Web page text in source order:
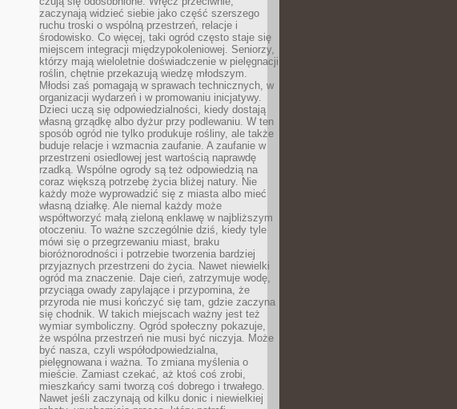
zaczynają widzieć siebie jako część szerszego
ruchu troski o wspólną przestrzeń, relacje i
środowisko. Co więcej, taki ogród często staje się
miejscem integracji międzypokoleniowej. Seniorzy,
którzy mają wieloletnie doświadczenie w pielęgnacji
roślin, chętnie przekazują wiedzę młodszym.
Młodsi zaś pomagają w sprawach technicznych, w
organizacji wydarzeń i w promowaniu inicjatywy.
Dzieci uczą się odpowiedzialności, kiedy dostają
własną grządkę albo dyżur przy podlewaniu. W ten
sposób ogród nie tylko produkuje rośliny, ale także
buduje relacje i wzmacnia zaufanie. A zaufanie w
przestrzeni osiedlowej jest wartością naprawdę
rzadką. Wspólne ogrody są też odpowiedzią na
coraz większą potrzebę życia bliżej natury. Nie
każdy może wyprowadzić się z miasta albo mieć
własną działkę. Ale niemal każdy może
współtworzyć małą zieloną enklawę w najbliższym
otoczeniu. To ważne szczególnie dziś, kiedy tyle
mówi się o przegrzewaniu miast, braku
bioróżnorodności i potrzebie tworzenia bardziej
przyjaznych przestrzeni do życia. Nawet niewielki
ogród ma znaczenie. Daje cień, zatrzymuje wodę,
przyciąga owady zapylające i przypomina, że
przyroda nie musi kończyć się tam, gdzie zaczyna
się chodnik. W takich miejscach ważny jest też
wymiar symboliczny. Ogród społeczny pokazuje,
że wspólna przestrzeń nie musi być niczyja. Może
być nasza, czyli współodpowiedzialna,
pielęgnowana i ważna. To zmiana myślenia o
mieście. Zamiast czekać, aż ktoś coś zrobi,
mieszkańcy sami tworzą coś dobrego i trwałego.
Nawet jeśli zaczynają od kilku donic i niewielkiej